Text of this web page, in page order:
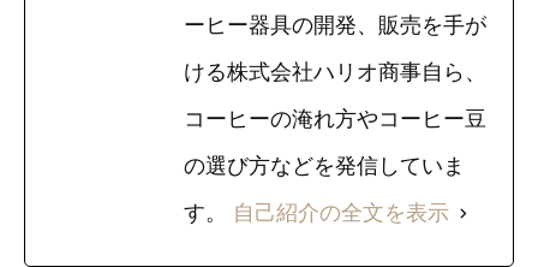
ーヒー器具の開発、販売を手が
ける株式会社ハリオ商事自ら、
コーヒーの淹れ方やコーヒー豆
の選び方などを発信していま
す。 自己紹介の全文を表示